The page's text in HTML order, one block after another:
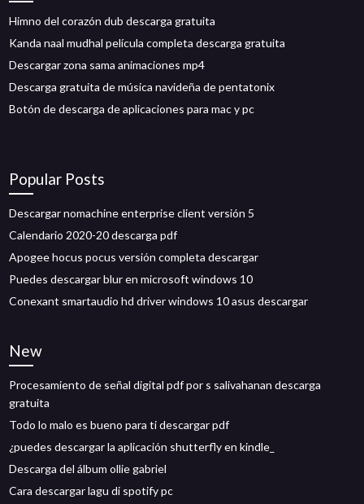
Himno del corazón dub descarga gratuita
Kanda naal mudhal película completa descarga gratuita
Descargar zona sama animaciones mp4
Descarga gratuita de música navideña de pentatonix
Botón de descarga de aplicaciones para mac y pc
Popular Posts
Descargar nomachine enterprise client versión 5
Calendario 2020-20 descarga pdf
Apogee hocus pocus versión completa descargar
Puedes descargar blur en microsoft windows 10
Conexant smartaudio hd driver windows 10 asus descargar
New
Procesamiento de señal digital pdf por s salivahanan descarga
gratuita
Todo lo malo es bueno para ti descargar pdf
¿puedes descargar la aplicación shutterfly en kindle_
Descarga del álbum ollie gabriel
Cara descargar lagu di spotify pc